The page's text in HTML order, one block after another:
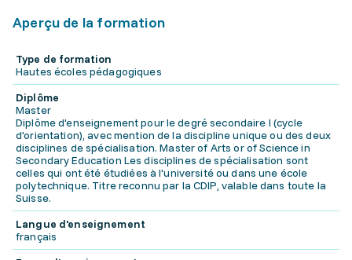
Aperçu de la formation
Type de formation
Hautes écoles pédagogiques
Diplôme
Master
Diplôme d'enseignement pour le degré secondaire I (cycle
d'orientation), avec mention de la discipline unique ou des deux
disciplines de spécialisation. Master of Arts or of Science in
Secondary Education Les disciplines de spécialisation sont
celles qui ont été étudiées à l'université ou dans une école
polytechnique. Titre reconnu par la CDIP, valable dans toute la
Suisse.
Langue d'enseignement
français